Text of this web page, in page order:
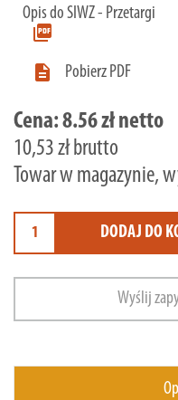
Opis do SIWZ - Przetargi
picture_as_pdf

Pobierz PDF
Cena:8.56 zł netto
10,53 zł brutto
Towar w magazynie,
DODAJ DO
Wyślij